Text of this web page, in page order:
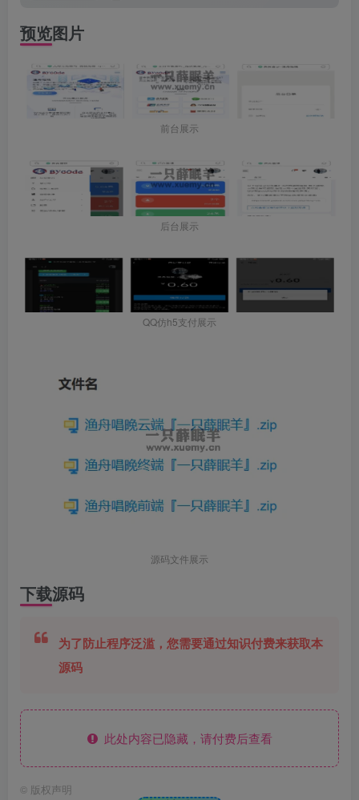
预览图片
前台展示
后台展示
QQ仿h5支付展示
源码文件展示
下载源码
为了防止程序泛滥，您需要通过知识付费来获取本
源码
此处内容已隐藏，请付费后查看
© 版权声明